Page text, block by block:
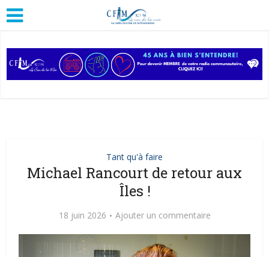
Tant qu'à faire
Michael Rancourt de retour aux
Îles !
18 juin 2026 Ajouter un commentaire